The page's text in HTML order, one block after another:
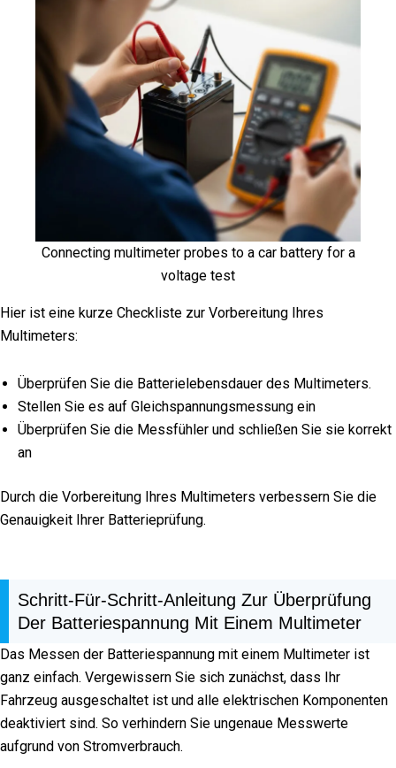
Connecting multimeter probes to a car battery for a
voltage test
Hier ist eine kurze Checkliste zur Vorbereitung Ihres
Multimeters:
Überprüfen Sie die Batterielebensdauer des Multimeters.
Stellen Sie es auf Gleichspannungsmessung ein
Überprüfen Sie die Messfühler und schließen Sie sie korrekt
an
Durch die Vorbereitung Ihres Multimeters verbessern Sie die
Genauigkeit Ihrer Batterieprüfung.
Schritt-Für-Schritt-Anleitung Zur Überprüfung
Der Batteriespannung Mit Einem Multimeter
Das Messen der Batteriespannung mit einem Multimeter ist
ganz einfach. Vergewissern Sie sich zunächst, dass Ihr
Fahrzeug ausgeschaltet ist und alle elektrischen Komponenten
deaktiviert sind. So verhindern Sie ungenaue Messwerte
aufgrund von Stromverbrauch.